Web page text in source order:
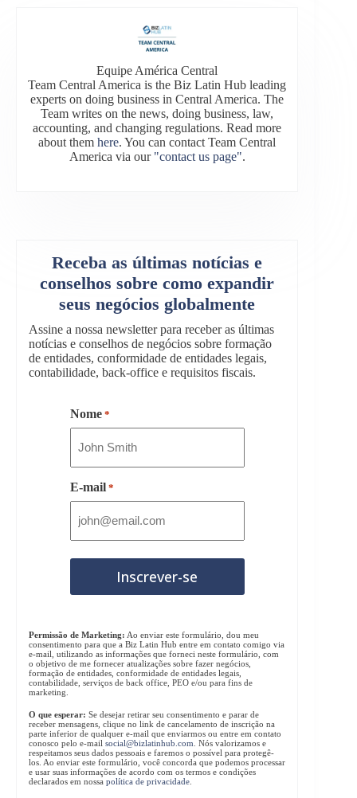
Equipe América Central
Team Central America is the Biz Latin Hub leading
experts on doing business in Central America. The
Team writes on the news, doing business, law,
accounting, and changing regulations. Read more
about themhere. You can contact Team Central
America via our "contact us page".
Receba as últimas notícias e
conselhos sobre como expandir
seus negócios globalmente
Assine a nossa newsletter para receber as últimas
notícias e conselhos de negócios sobre formação
de entidades, conformidade de entidades legais,
contabilidade, back-office e requisitos fiscais.
Nome *
E-mail *
Permissão de Marketing: Ao enviar este formulário, dou meu
consentimento para que a Biz Latin Hub entre em contato comigo via
e-mail, utilizando as informações que forneci neste formulário, com
o objetivo de me fornecer atualizações sobre fazer negócios,
formação de entidades, conformidade de entidades legais,
contabilidade, serviços de back office, PEO e/ou para fins de
marketing.
O que esperar: Se desejar retirar seu consentimento e parar de
receber mensagens, clique no link de cancelamento de inscrição na
parte inferior de qualquer e-mail que enviarmos ou entre em contato
conosco pelo e-mail social@bizlatinhub.com . Nós valorizamos e
respeitamos seus dados pessoais e faremos o possível para protegê-
los. Ao enviar este formulário, você concorda que podemos processar
e usar suas informações de acordo com os termos e condições
declarados em nossa política de privacidade